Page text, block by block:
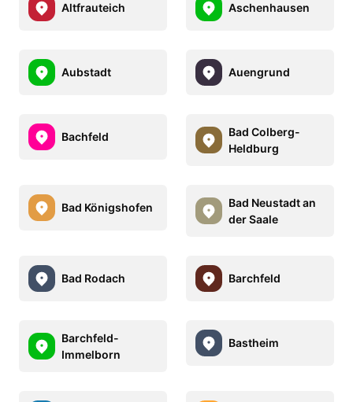
Altfrauteich Aschenhausen
Aubstadt Auengrund
Bachfeld
Bad Colberg-
Heldburg
Bad Königshofen
Bad Neustadt an
der Saale
Bad Rodach Barchfeld
Barchfeld-
Immelborn
Bastheim